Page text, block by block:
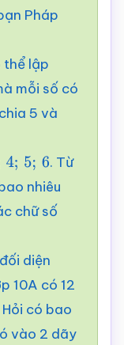
Pháp
thể lập
mỗi số có
5 và
6
. Từ
nhiêu
chữ số
diện
10A có 12
có bao
vào 2 dãy